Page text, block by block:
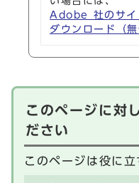
Adobe 社のサ
ダウンロード（
このページに対
ださい
このページは役に立